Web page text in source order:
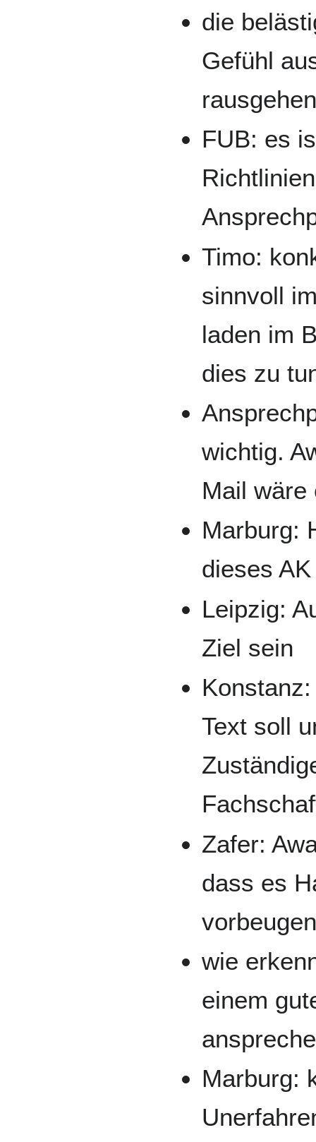
die
Gefühl
FUB: es
Timo:
sinnvoll
laden im
dies zu
wichtig.
Mail wäre
Marburg:
dieses AK
Leipzig:
Ziel sein
Text soll
Zafer:
dass es
wie
einem
Marburg: